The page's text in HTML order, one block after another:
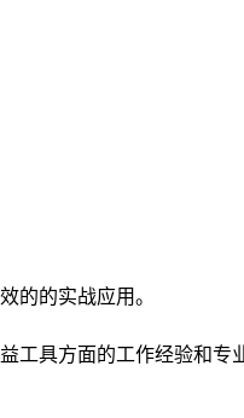
的的实战应用。
具方面的工作经验和专